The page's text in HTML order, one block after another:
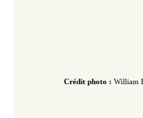
Crédit photo : William